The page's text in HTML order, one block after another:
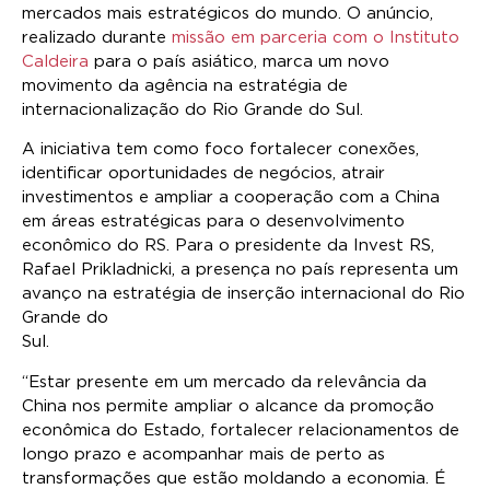
mercados mais estratégicos do mundo. O anúncio,
realizado durante missão em parceria com o Instituto
Caldeira para o país asiático, marca um novo
movimento da agência na estratégia de
internacionalização do Rio Grande do Sul.
A iniciativa tem como foco fortalecer conexões,
identificar oportunidades de negócios, atrair
investimentos e ampliar a cooperação com a China
em áreas estratégicas para o desenvolvimento
econômico do RS. Para o presidente da Invest RS,
Rafael Prikladnicki, a presença no país representa um
avanço na estratégia de inserção internacional do Rio
Grande do
Sul.
“Estar presente em um mercado da relevância da
China nos permite ampliar o alcance da promoção
econômica do Estado, fortalecer relacionamentos de
longo prazo e acompanhar mais de perto as
transformações que estão moldando a economia. É